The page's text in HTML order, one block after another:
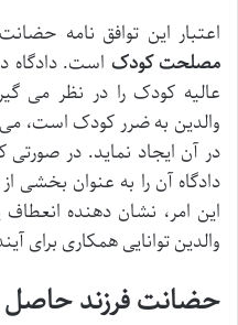
اعتبار این توافق نامه
مصلحت کودک است. دادگاه
عالیه کودک را در نظر می
والدین به ضرر کودک است، می
در آن ایجاد نماید. در
دادگاه آن را به عنوان بخشی
این امر، نشان دهنده
والدین توانایی همکاری برای
حضانت فرزند حاصل